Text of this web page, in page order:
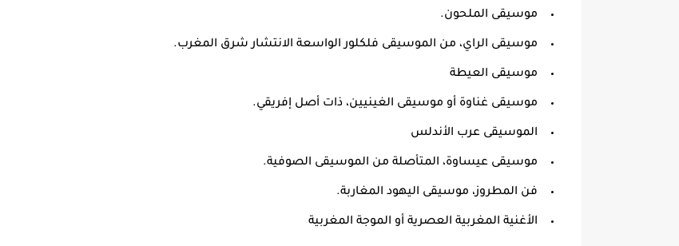
موسيقى الملحون.
موسيقى الراي، من الموسيقى فلكلور الواسعة الانتشار شرق المغرب.
موسيقى العيطة
موسيقى غناوة أو موسيقى الغينيين، ذات أصل إفريقي.
الموسيقى عرب الأندلس
موسيقى عيساوة، المتأصلة من الموسيقى الصوفية.
فن المطروز، موسيقى اليهود المغاربة.
الأغنية المغربية العصرية أو الموجة المغربية